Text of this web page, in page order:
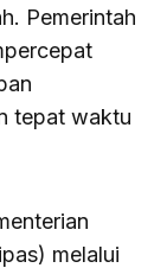
Pemerintah
tepat waktu
melalui